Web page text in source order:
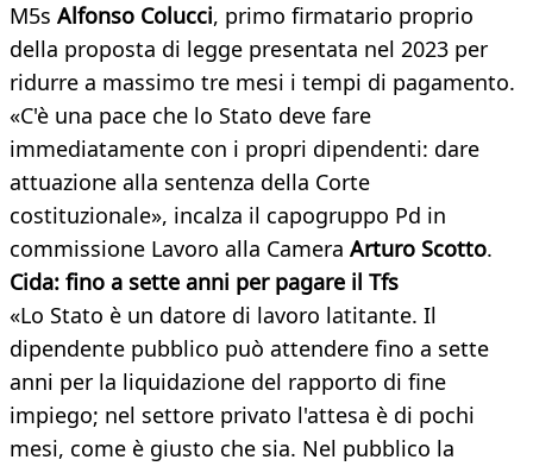
M5s Alfonso Colucci, primo firmatario proprio
della proposta di legge presentata nel 2023 per
ridurre a massimo tre mesi i tempi di pagamento.
«C'è una pace che lo Stato deve fare
immediatamente con i propri dipendenti: dare
attuazione alla sentenza della Corte
costituzionale», incalza il capogruppo Pd in
commissione Lavoro alla Camera Arturo Scotto.
Cida: fino a sette anni per pagare il Tfs
«Lo Stato è un datore di lavoro latitante. Il
dipendente pubblico può attendere fino a sette
anni per la liquidazione del rapporto di fine
impiego; nel settore privato l'attesa è di pochi
mesi, come è giusto che sia. Nel pubblico la